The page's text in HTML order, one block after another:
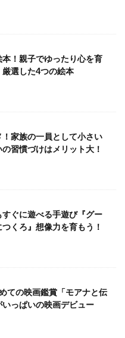
！親子でゆったり心を育
選した4つの絵本
家族の一員として小さい
習慣づけはメリット大！
ぐに遊べる手遊び『グー
くろ』想像力を育もう！
ての映画鑑賞「モアナと伝
っぱいの映画デビュー